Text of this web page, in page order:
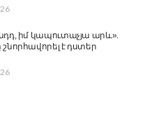
իմ կապուտաչյա արև».
է դստեր